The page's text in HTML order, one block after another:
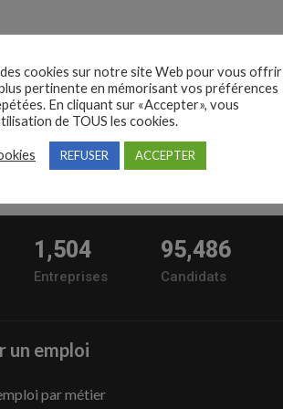
1,504
Entreprises
95,486
Candidats
un emploi
par métier
cookies sur notre site Web pour vous offrir
pertinente en mémorisant vos préférences
En cliquant sur «Accepter», vous
de TOUS les cookies.
REFUSER ACCEPTER